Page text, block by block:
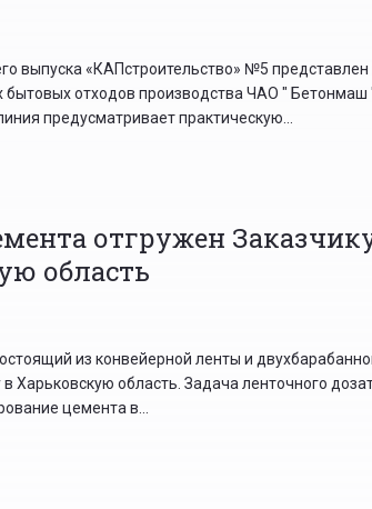
выпуска «КАПстроительство» №5
бытовых отходов производства ЧАО " Бетонмаш
предусматривает практическую...
отгружен
область
из конвейерной ленты и
в Харьковскую область. Задача ленточного
цемента в...